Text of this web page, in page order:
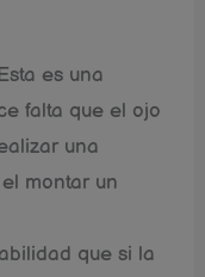
es una
falta que el ojo
una
montar un
que si la